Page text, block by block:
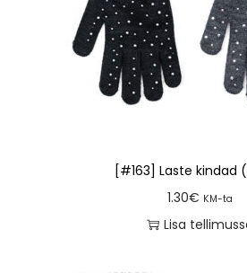
[#163] Laste kindad
1.30€ KM-ta
Lisa